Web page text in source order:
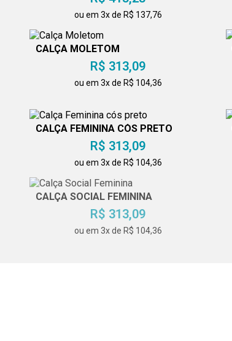
ou em 3x de R$ 137,76
CALÇA MOLETOM
R$ 313,09
ou em 3x de R$ 104,36
CALÇA FEMININA CÓS PRETO
R$ 313,09
ou em 3x de R$ 104,36
CALÇA SOCIAL FEMININA
R$ 313,09
ou em 3x de R$ 104,36